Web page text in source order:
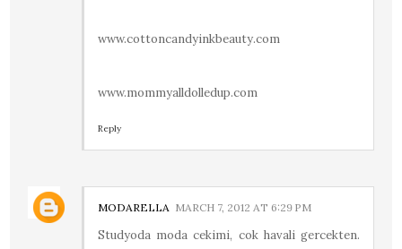
www.cottoncandyinkbeauty.com
www.mommyalldolledup.com
Reply
MODARELLA MARCH 7, 2012 AT 6:29 PM
Studyoda moda cekimi, cok havali gercekten.